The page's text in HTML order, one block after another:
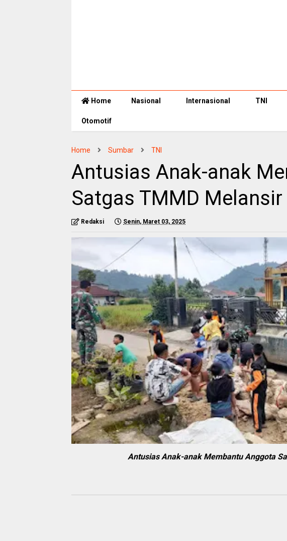
Home Nasional Internasional TNI
Otomotif
Home Sumbar TNI
Antusias Anak-anak
Satgas TMMD
Redaksi Senin, Maret 03, 2025
Antusias Anak-anak Membantu Anggota